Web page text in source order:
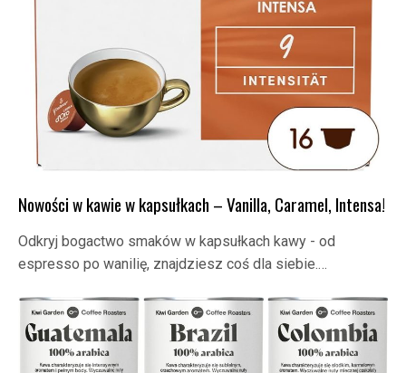
Nowości w kawie w kapsułkach – Vanilla, Caramel, Intensa!
Odkryj bogactwo smaków w kapsułkach kawy - od
espresso po wanilię, znajdziesz coś dla siebie.…